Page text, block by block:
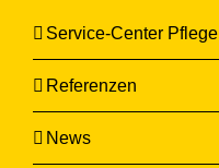
Service-Center Pflege
Referenzen
News